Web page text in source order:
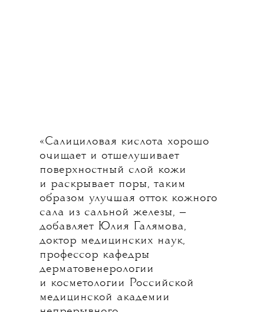
«Салициловая кислота хорошо
очищает и отшелушивает
поверхностный слой кожи
и раскрывает поры, таким
образом улучшая отток кожного
сала из сальной железы, —
добавляет Юлия Галямова,
доктор медицинских наук,
профессор кафедры
дерматовенерологии
и косметологии Российской
медицинской академии